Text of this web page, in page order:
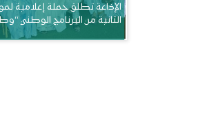
الإذاعة تطلق حملة إعلامية
الثانية من البرنامج الوطني